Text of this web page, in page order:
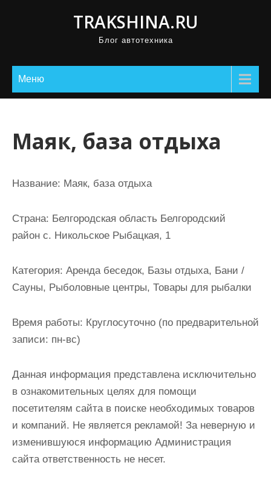
TRAKSHINA.RU
Блог автотехника
Меню
Маяк, база отдыха
Название: Маяк, база отдыха
Страна: Белгородская область Белгородский
район с. Никольское Рыбацкая, 1
Категория: Аренда беседок, Базы отдыха, Бани /
Сауны, Рыболовные центры, Товары для рыбалки
Время работы: Круглосуточно (по предварительной
записи: пн-вс)
Данная информация представлена исключительно
в ознакомительных целях для помощи
посетителям сайта в поиске необходимых товаров
и компаний. Не является рекламой! За неверную и
изменившуюся информацию Администрация
сайта ответственность не несет.